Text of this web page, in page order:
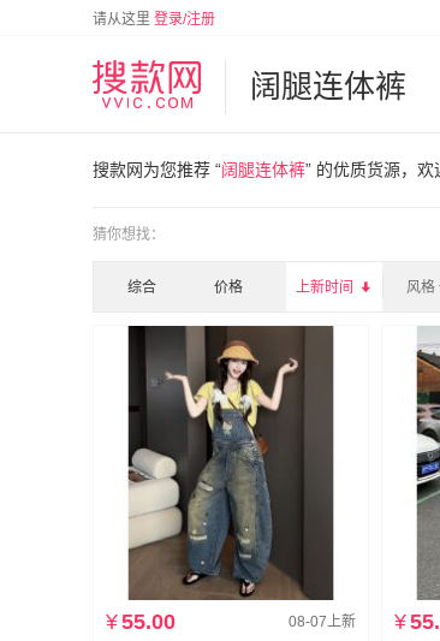
请从这里 登录/注册
阔腿连体裤
搜款网为您推荐 “阔腿连体裤” 的优质货源，欢
猜你想找：
综合 价格 上新时间  风格
08-07上新
¥55.00 ¥